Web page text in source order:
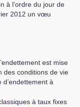
à l’ordre du jour de
2012 un vœu
est mise
des conditions de vie
à
à taux fixes